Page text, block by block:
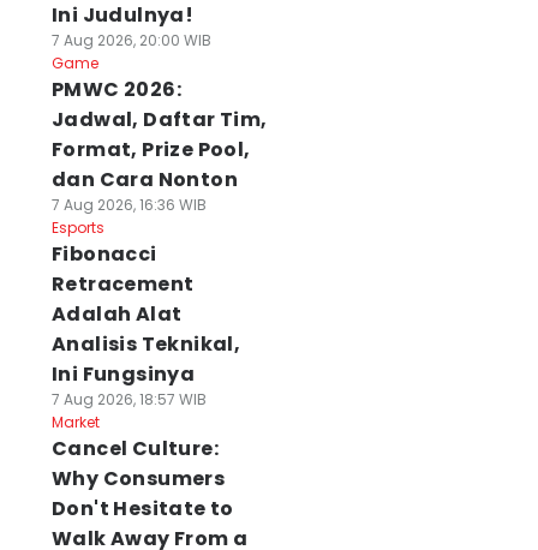
Ini Judulnya!
7 Aug 2026, 20:00 WIB
Game
PMWC 2026:
Jadwal, Daftar Tim,
Format, Prize Pool,
dan Cara Nonton
7 Aug 2026, 16:36 WIB
Esports
Fibonacci
Retracement
Adalah Alat
Analisis Teknikal,
Ini Fungsinya
7 Aug 2026, 18:57 WIB
Market
Cancel Culture:
Why Consumers
Don't Hesitate to
Walk Away From a